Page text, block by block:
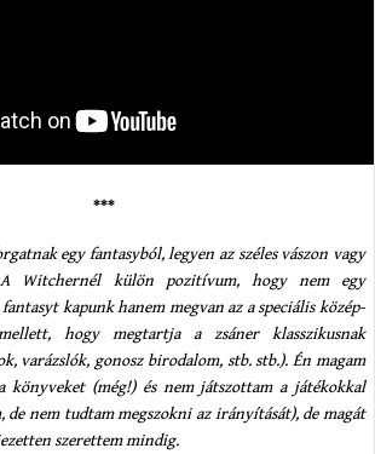
***
egy fantasyból, legyen az széles vászon vagy
A Witchernél külön pozitívum, hogy nem egy
kapunk hanem megvan az a speciális közép-
hogy megtartja a zsáner klasszikusnak
varázslók, gonosz birodalom, stb. stb.). Én magam
könyveket (még!) és nem játszottam a játékokkal
de nem tudtam megszokni az irányítását), de magát
szerettem mindig.